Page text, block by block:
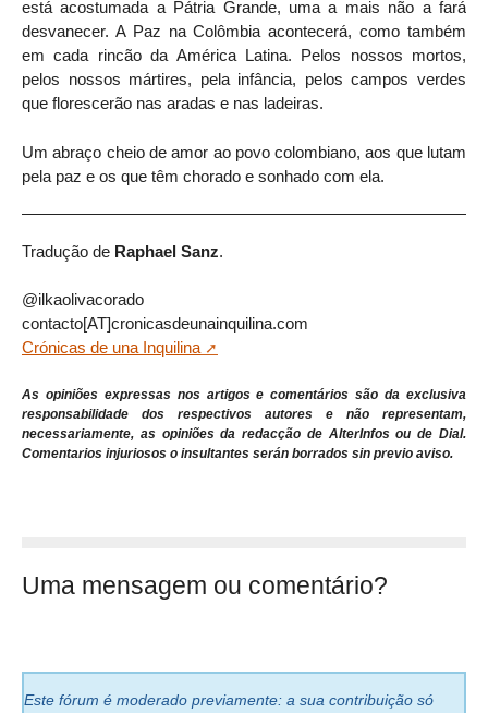
está acostumada a Pátria Grande, uma a mais não a fará
desvanecer. A Paz na Colômbia acontecerá, como também
em cada rincão da América Latina. Pelos nossos mortos,
pelos nossos mártires, pela infância, pelos campos verdes
que florescerão nas aradas e nas ladeiras.
Um abraço cheio de amor ao povo colombiano, aos que lutam
pela paz e os que têm chorado e sonhado com ela.
Tradução de Raphael Sanz.
@ilkaolivacorado
contacto[AT]cronicasdeunainquilina.com
Crónicas de una Inquilina
As opiniões expressas nos artigos e comentários são da exclusiva
responsabilidade dos respectivos autores e não representam,
necessariamente, as opiniões da redacção de AlterInfos ou de Dial.
Comentarios injuriosos o insultantes serán borrados sin previo aviso.
Uma mensagem ou comentário?
Este fórum é moderado previamente: a sua contribuição só